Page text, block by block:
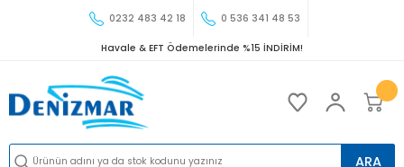
0232 483 42 18 0 536 341 48 53
Havale & EFT Ödemelerinde %15 İNDİRİM!
ARA